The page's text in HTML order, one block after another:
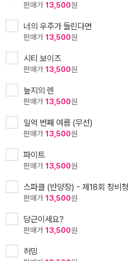
판매가 13,500원
너의 우주가 들린다면
판매가 13,500원
시티 보이즈
판매가 13,500원
늪지의 렌
판매가 13,500원
일억 번째 여름 (무선)
판매가 13,500원
파이트
판매가 13,500원
스파클 (반양장) - 제18회 창비
판매가 13,500원
당근이세요?
판매가 13,500원
허밍